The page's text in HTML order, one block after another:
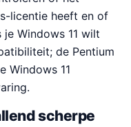
licentie heeft en of
Windows 11 wilt
de Pentium
Windows 11
scherpe